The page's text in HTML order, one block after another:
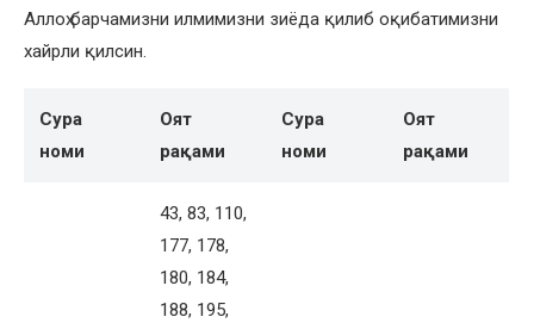
Аллоҳ барчамизни илмимизни зиёда қилиб оқибатимизни
хайрли қилсин.
Сура
номи
Оят
рақами
Сура
номи
Оят
рақами
43, 83, 110,
177, 178,
180, 184,
188, 195,